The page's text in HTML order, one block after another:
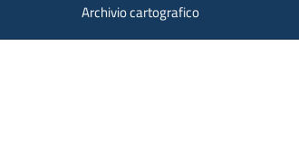
Archivio cartografico